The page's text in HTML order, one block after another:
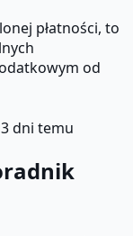
płatności, to
od
dni temu